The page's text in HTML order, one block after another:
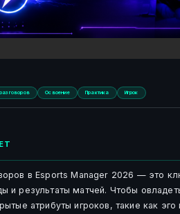
Освоение Практика Игрок
в Esports Manager 2026 — это
и результаты матчей. Чтобы
атрибуты игроков, такие как